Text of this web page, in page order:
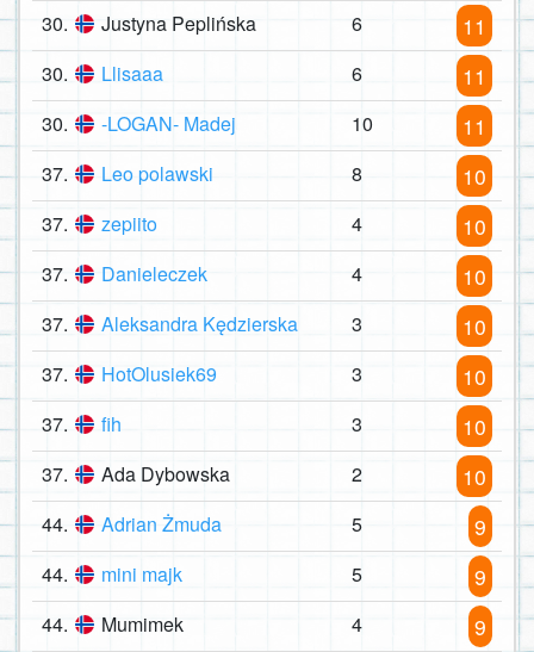
30. Justyna Peplińska 6 11
30. Llisaaa 6 11
30. -LOGAN- Madej 10 11
37. Leo polawski 8 10
37. zepiito 4 10
37. Danieleczek 4 10
37. Aleksandra Kędzierska 3 10
37. HotOlusiek69 3 10
37. fih 3 10
37. Ada Dybowska 2 10
44. Adrian Żmuda 5 9
44. mini majk 5 9
44. Mumimek 4 9